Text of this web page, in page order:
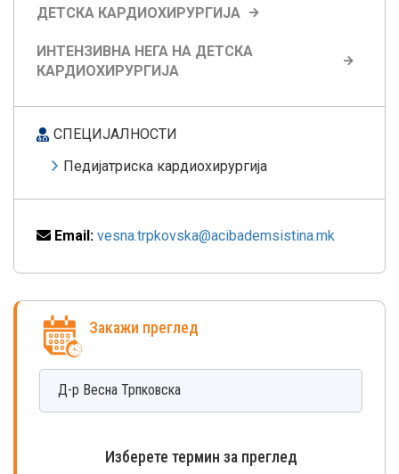
ДЕТСКА КАРДИОХИРУРГИЈА
ИНТЕНЗИВНА НЕГА НА ДЕТСКА
КАРДИОХИРУРГИЈА
СПЕЦИЈАЛНОСТИ
Педијатриска кардиохирургија
Email: vesna.trpkovska@acibademsistina.mk
Закажи преглед
Д-р Весна Трпковска
Изберете термин за преглед